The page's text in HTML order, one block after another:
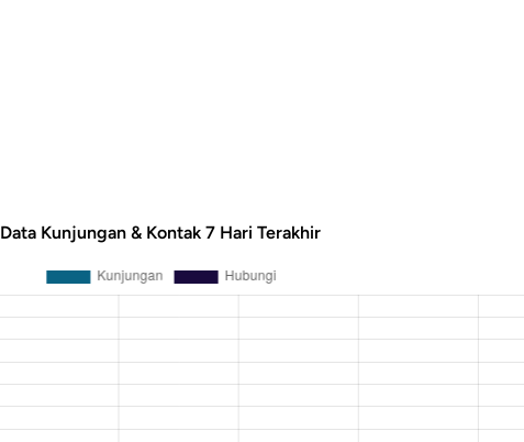
Data Kunjungan & Kontak 7 Hari Terakhir